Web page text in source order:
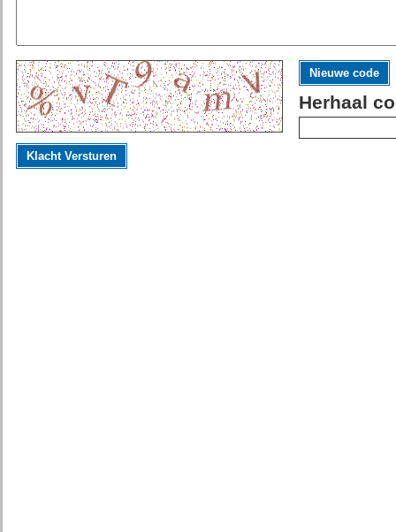
Nieuwe code
Herhaal
Klacht Versturen